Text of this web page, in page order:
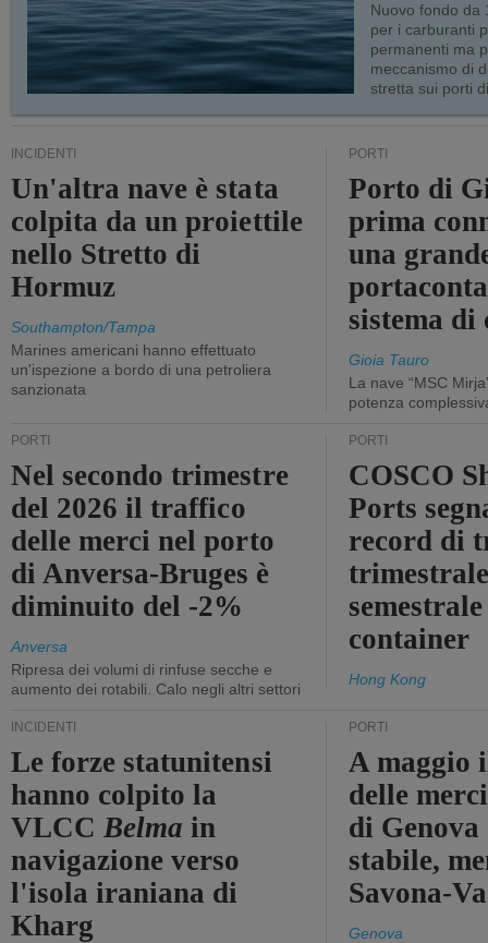
Nuovo fondo da
per i carburanti
permanenti ma
meccanismo di
stretta sui porti
INCIDENTI
Un'altra nave è stata
colpita da un proiettile
nello Stretto di
Hormuz
Southampton/Tampa
Marines americani hanno effettuato
un'ispezione a bordo di una petroliera
sanzionata
PORTI
Porto di
prima
una
sistema
Gioia Tauro
La nave “MSC
potenza
PORTI
Nel secondo trimestre
del 2026 il traffico
delle merci nel porto
di Anversa-Bruges è
diminuito del -2%
Anversa
Ripresa dei volumi di rinfuse secche e
aumento dei rotabili. Calo negli altri settori
PORTI
COSCO
Ports
record di
container
Hong Kong
INCIDENTI
Le forze statunitensi
hanno colpito la
VLCCBelma in
navigazione verso
l'isola iraniana di
Kharg
PORTI
A maggio
delle
di
stabile,
Savona-
Genova